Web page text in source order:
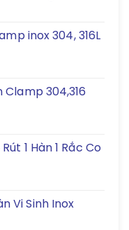
inox 304, 316L
Clamp 304,316
1 Hàn 1 Rắc Co
Vi Sinh Inox